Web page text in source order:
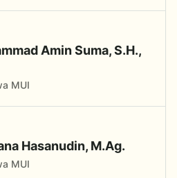
Amin Suma, S.H.,
MUI
Hasanudin, M.Ag.
MUI